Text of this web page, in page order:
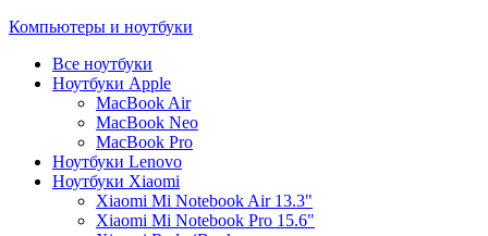
Компьютеры и ноутбуки
Все ноутбуки
Ноутбуки Apple
MacBook Air
MacBook Neo
MacBook Pro
Ноутбуки Lenovo
Ноутбуки Xiaomi
Xiaomi Mi Notebook Air 13.3"
Xiaomi Mi Notebook Pro 15.6"